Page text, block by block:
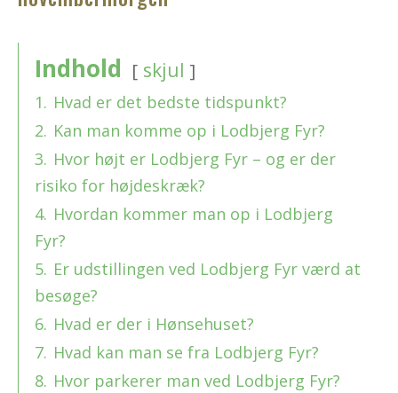
Indhold skjul
1. Hvad er det bedste tidspunkt?
2. Kan man komme op i Lodbjerg Fyr?
3. Hvor højt er Lodbjerg Fyr – og er der
risiko for højdeskræk?
4. Hvordan kommer man op i Lodbjerg
Fyr?
5. Er udstillingen ved Lodbjerg Fyr værd at
besøge?
6. Hvad er der i Hønsehuset?
7. Hvad kan man se fra Lodbjerg Fyr?
8. Hvor parkerer man ved Lodbjerg Fyr?